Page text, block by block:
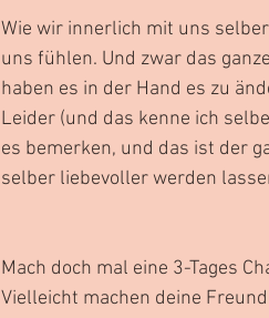
Wie wir innerlich mit uns
uns fühlen. Und zwar das
haben es in der Hand es zu
Leider (und das kenne ich
es bemerken, und das ist der
selber liebevoller werden
Mach doch mal eine 3-Tages
Vielleicht machen deine